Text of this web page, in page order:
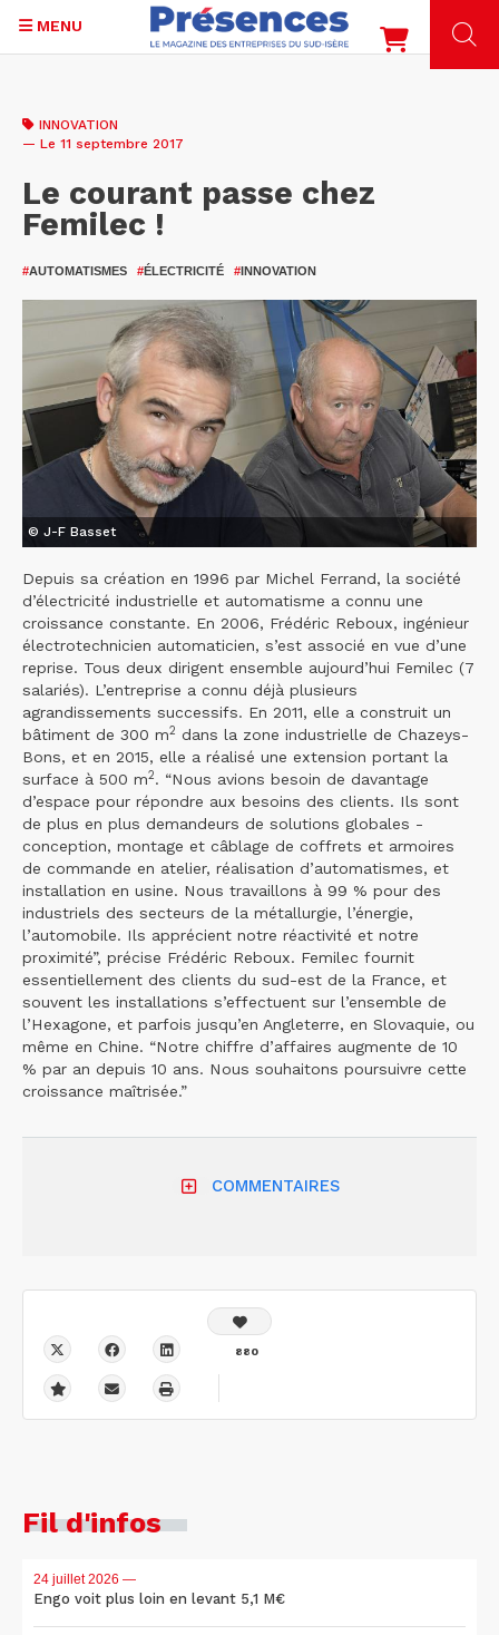
contenu
MENU
INNOVATION
— Le 11 septembre 2017
Le courant passe chez
Femilec !
#AUTOMATISMES #ÉLECTRICITÉ #INNOVATION
© J-F Basset
Depuis sa création en 1996 par Michel Ferrand, la société
d’électricité industrielle et automatisme a connu une
croissance constante. En 2006, Frédéric Reboux, ingénieur
électrotechnicien automaticien, s’est associé en vue d’une
reprise. Tous deux dirigent ensemble aujourd’hui Femilec (7
salariés). L’entreprise a connu déjà plusieurs
agrandissements successifs. En 2011, elle a construit un
bâtiment de 300 m2 dans la zone industrielle de Chazeys-
Bons, et en 2015, elle a réalisé une extension portant la
surface à 500 m2. “Nous avions besoin de davantage
d’espace pour répondre aux besoins des clients. Ils sont
de plus en plus demandeurs de solutions globales -
conception, montage et câblage de coffrets et armoires
de commande en atelier, réalisation d’automatismes, et
installation en usine. Nous travaillons à 99 % pour des
industriels des secteurs de la métallurgie, l’énergie,
l’automobile. Ils apprécient notre réactivité et notre
proximité”, précise Frédéric Reboux. Femilec fournit
essentiellement des clients du sud-est de la France, et
souvent les installations s’effectuent sur l’ensemble de
l’Hexagone, et parfois jusqu’en Angleterre, en Slovaquie, ou
même en Chine. “Notre chiffre d’affaires augmente de 10
% par an depuis 10 ans. Nous souhaitons poursuivre cette
croissance maîtrisée.”
COMMENTAIRES
880
Fil d'infos
24 juillet 2026 —
Engo voit plus loin en levant 5,1 M€